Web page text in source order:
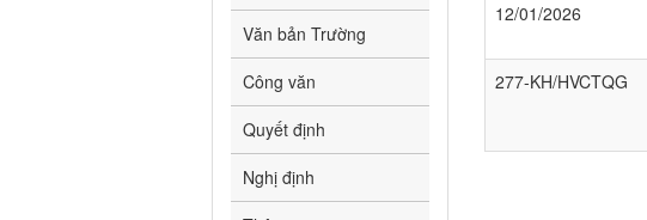
12/01/2026
277-KH/HVCTQG
Văn bản Trường
Công văn
Quyết định
Nghị định